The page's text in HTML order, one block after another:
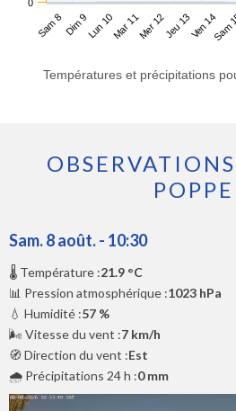
Sam 8Dim 9Lun 10Mar 11Mer 12Jeu 13Ven 14
0
Températures et précipitations
Sam. 8 août. - 10:30
🌡️ Température :21.9 °C
📊 Pression atmosphérique :1023 hPa
💧 Humidité :57 %
🌬️ Vitesse du vent :7 km/h
🧭 Direction du vent :Est
🌧️ Précipitations 24 h :0 mm